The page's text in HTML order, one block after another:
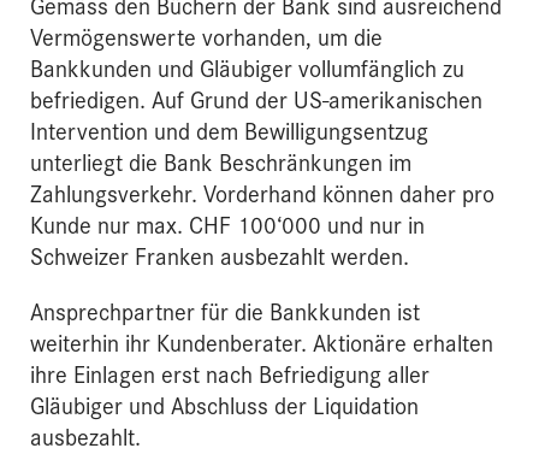
Vermögenswerte vorhanden, um die
Bankkunden und Gläubiger vollumfänglich zu
befriedigen. Auf Grund der US-amerikanischen
Intervention und dem Bewilligungsentzug
unterliegt die Bank Beschränkungen im
Zahlungsverkehr. Vorderhand können daher pro
Kunde nur max. CHF 100‘000 und nur in
Schweizer Franken ausbezahlt werden.
Ansprechpartner für die Bankkunden ist
weiterhin ihr Kundenberater. Aktionäre erhalten
ihre Einlagen erst nach Befriedigung aller
Gläubiger und Abschluss der Liquidation
ausbezahlt.